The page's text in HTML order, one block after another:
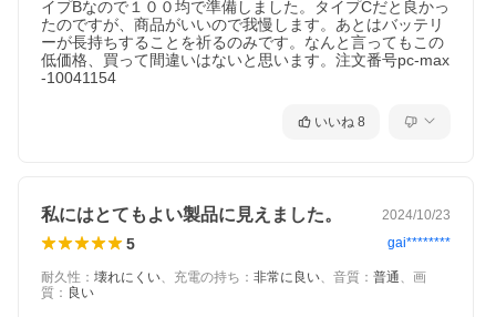
イプBなので１００均で準備しました。タイプCだと良かっ
たのですが、商品がいいので我慢します。あとはバッテリ
ーが長持ちすることを祈るのみです。なんと言ってもこの
低価格、買って間違いはないと思います。注文番号pc-max
-10041154
いいね 8
私にはとてもよい製品に見えました。 2024/10/23
5 gai********
耐久性 ： 壊れにくい、 充電の持ち ： 非常に良い、 音質 ： 普通、 画
質 ： 良い